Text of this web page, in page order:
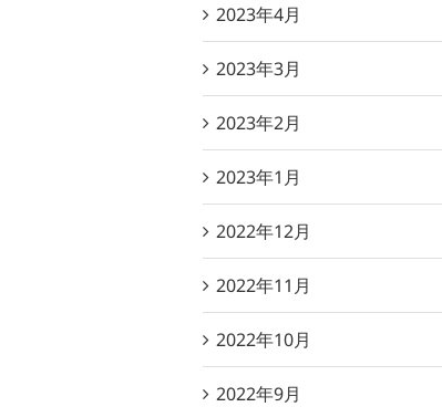
2023年4月
2023年3月
2023年2月
2023年1月
2022年12月
2022年11月
2022年10月
2022年9月